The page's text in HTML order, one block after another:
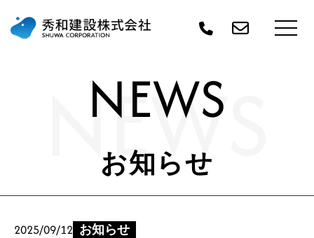
NEWS
NEWS
お知らせ
2025/09/12 お知らせ